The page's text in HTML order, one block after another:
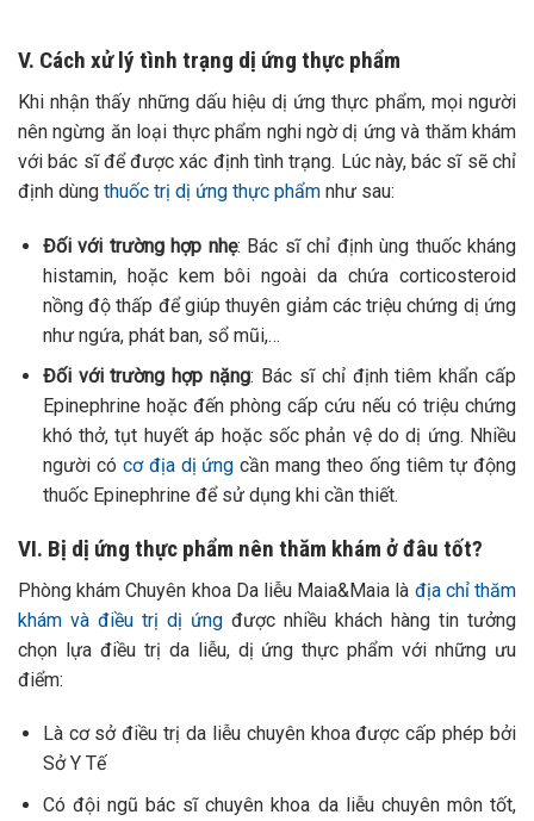
V. Cách xử lý tình trạng dị ứng thực phẩm
Khi nhận thấy những dấu hiệu dị ứng thực phẩm, mọi người
nên ngừng ăn loại thực phẩm nghi ngờ dị ứng và thăm khám
với bác sĩ để được xác định tình trạng. Lúc này, bác sĩ sẽ chỉ
định dùng thuốc trị dị ứng thực phẩm như sau:
Đối với trường hợp nhẹ: Bác sĩ chỉ định ùng thuốc kháng
histamin, hoặc kem bôi ngoài da chứa corticosteroid
nồng độ thấp để giúp thuyên giảm các triệu chứng dị ứng
như ngứa, phát ban, sổ mũi,…
Đối với trường hợp nặng: Bác sĩ chỉ định tiêm khẩn cấp
Epinephrine hoặc đến phòng cấp cứu nếu có triệu chứng
khó thở, tụt huyết áp hoặc sốc phản vệ do dị ứng. Nhiều
người có cơ địa dị ứng cần mang theo ống tiêm tự động
thuốc Epinephrine để sử dụng khi cần thiết.
VI. Bị dị ứng thực phẩm nên thăm khám ở đâu tốt?
Phòng khám Chuyên khoa Da liễu Maia&Maia là địa chỉ thăm
khám và điều trị dị ứng được nhiều khách hàng tin tưởng
chọn lựa điều trị da liễu, dị ứng thực phẩm với những ưu
điểm:
Là cơ sở điều trị da liễu chuyên khoa được cấp phép bởi
Sở Y Tế
Có đội ngũ bác sĩ chuyên khoa da liễu chuyên môn tốt,